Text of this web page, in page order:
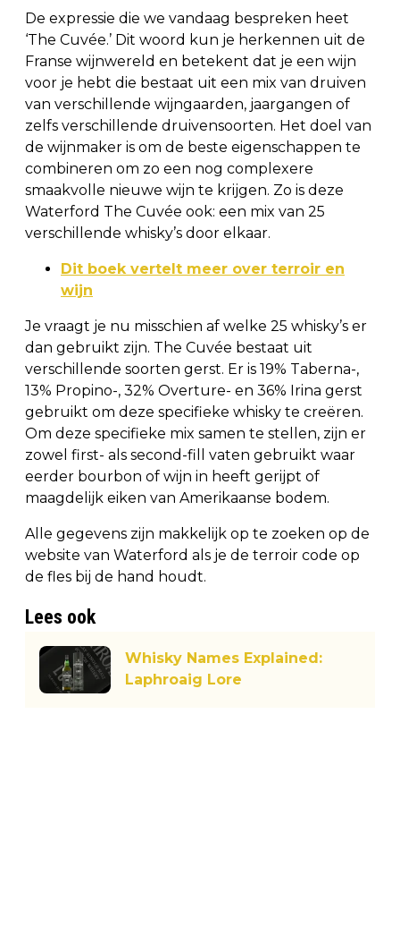
De expressie die we vandaag bespreken heet
‘The Cuvée.’ Dit woord kun je herkennen uit de
Franse wijnwereld en betekent dat je een wijn
voor je hebt die bestaat uit een mix van druiven
van verschillende wijngaarden, jaargangen of
zelfs verschillende druivensoorten. Het doel van
de wijnmaker is om de beste eigenschappen te
combineren om zo een nog complexere
smaakvolle nieuwe wijn te krijgen. Zo is deze
Waterford The Cuvée ook: een mix van 25
verschillende whisky’s door elkaar.
Dit boek vertelt meer over terroir en
wijn
Je vraagt je nu misschien af welke 25 whisky’s er
dan gebruikt zijn. The Cuvée bestaat uit
verschillende soorten gerst. Er is 19% Taberna-,
13% Propino-, 32% Overture- en 36% Irina gerst
gebruikt om deze specifieke whisky te creëren.
Om deze specifieke mix samen te stellen, zijn er
zowel first- als second-fill vaten gebruikt waar
eerder bourbon of wijn in heeft gerijpt of
maagdelijk eiken van Amerikaanse bodem.
Alle gegevens zijn makkelijk op te zoeken op de
website van Waterford als je de terroir code op
de fles bij de hand houdt.
Lees ook
Whisky Names Explained:
Laphroaig Lore